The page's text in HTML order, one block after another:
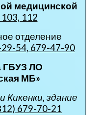
медицинской
103, 112
отделение
54, 679-47-90
ГБУЗ ЛО
МБ»
Кикенки, здание
679-70-21